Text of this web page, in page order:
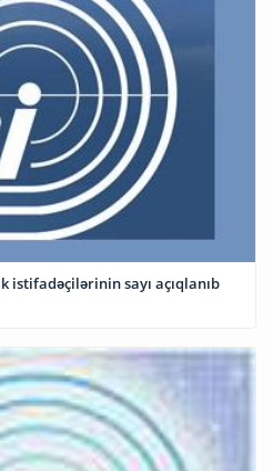
istifadəçilərinin sayı açıqlanıb